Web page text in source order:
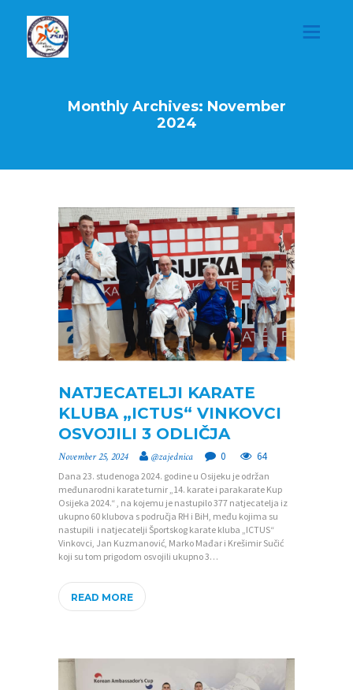
Monthly Archives: November
2024
NATJECATELJI KARATE
KLUBA „ICTUS“ VINKOVCI
OSVOJILI 3 ODLIČJA
November 25, 2024 @zajednica 0 64
Dana 23. studenoga 2024. godine u Osijeku je održan
međunarodni karate turnir „14. karate i parakarate Kup
Osijeka 2024.“ , na kojemu je nastupilo 377 natjecatelja iz
ukupno 60 klubova s područja RH i BiH, među kojima su
nastupili i natjecatelji Športskog karate kluba „ICTUS“
Vinkovci, Jan Kuzmanović, Marko Mađar i Krešimir Sučić
koji su tom prigodom osvojili ukupno 3…
READ MORE